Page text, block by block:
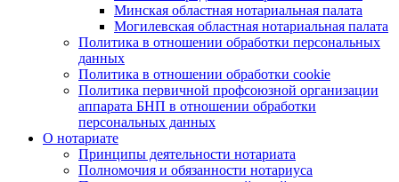
Минская областная нотариальная палата
Могилевская областная нотариальная палата
Политика в отношении обработки персональных
данных
Политика в отношении обработки cookie
Политика первичной профсоюзной организации
аппарата БНП в отношении обработки
персональных данных
О нотариате
Принципы деятельности нотариата
Полномочия и обязанности нотариуса